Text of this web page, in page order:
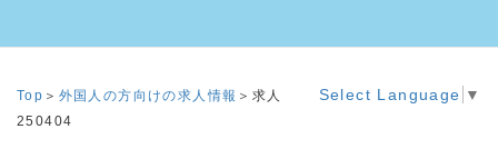
Select Language ▼
Top ＞ 外国人の方向けの求人情報 ＞求人
250404